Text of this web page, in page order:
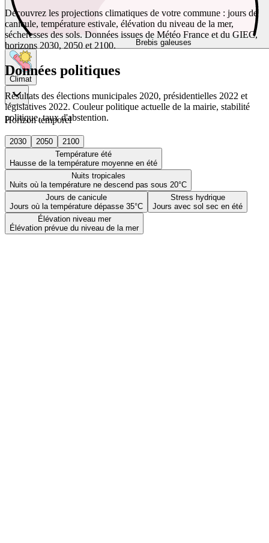
Brebis galeuses
Climat
Horizon temporel
2030 2050
2100
Température été
Hausse de la température moyenne en été
Nuits tropicales
Nuits où la température ne descend pas sous 20°C
Jours de canicule
Jours où la température dépasse 35°C
Stress hydrique
Jours avec sol sec en été
Élévation niveau mer
Élévation prévue du niveau de la mer
Découvrez les projections climatiques de votre commune : jours de
canicule, température estivale, élévation du niveau de la mer,
sécheresses des sols. Données issues de Météo France et du GIEC,
horizons 2030, 2050 et 2100.
Données politiques
Résultats des élections municipales 2020, présidentielles 2022 et
législatives 2022. Couleur politique actuelle de la mairie, stabilité
politique, taux d'abstention.